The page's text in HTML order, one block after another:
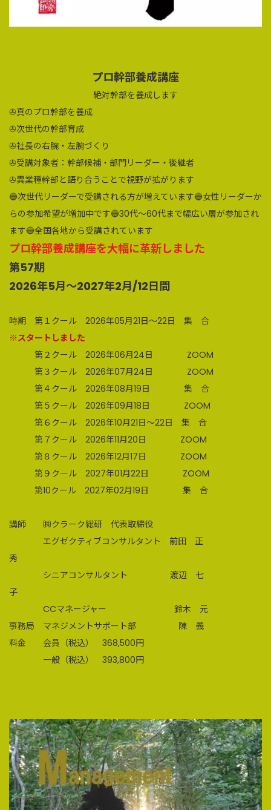
プロ幹部養成講座
絶対幹部を養成します
✇真のプロ幹部を養成
✇次世代の幹部育成
✇社長の右腕・左腕づくり
✇受講対象者：幹部候補・部門リーダー・後継者
✇異業種幹部と語り合うことで視野が拡がります
🔵次世代リーダーで受講される方が増えています🔵女性リーダーか
らの参加希望が増加中です🔵30代～60代まで幅広い層が参加され
ます🔵全国各地から受講されています
プロ幹部養成講座を大幅に革新しました
第57期
2026年5月～2027年2月/12日間
時期 第１クール 2026年05月21日～22日 集 合
※スタートしました
第２クール 2026年06月24日 ZOOM
第３クール 2026年07月24日 ZOOM
第４クール 2026年08月19日 集 合
第５クール 2026年09月18日 ZOOM
第６クール 2026年10月21日～22日 集 合
第７クール 2026年11月20日 ZOOM
第８クール 2026年12月17日 ZOOM
第９クール 2027年01月22日 ZOOM
第10クール 2027年02月19日 集 合
講師 ㈱クラーク総研 代表取締役
エグゼクティブコンサルタント 前田 正
秀
シニアコンサルタント 渡辺 七
子
CCマネージャー 鈴木 元
事務局 マネジメントサポート部 陳 義
料金 会員（税込） 368,500円
一般（税込） 393,800円